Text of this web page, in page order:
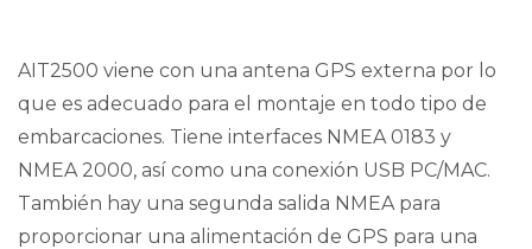
AIT2500 viene con una antena GPS externa por lo
que es adecuado para el montaje en todo tipo de
embarcaciones. Tiene interfaces NMEA 0183 y
NMEA 2000, así como una conexión USB PC/MAC.
También hay una segunda salida NMEA para
proporcionar una alimentación de GPS para una